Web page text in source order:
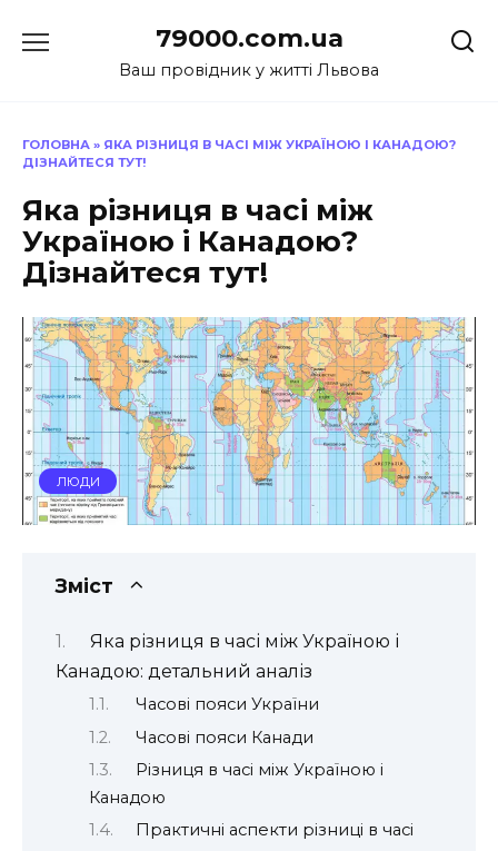
до
79000.com.ua
Ваш провідник у житті Львова
ГОЛОВНА » ЯКА РІЗНИЦЯ В ЧАСІ МІЖ УКРАЇНОЮ І КАНАДОЮ?
ДІЗНАЙТЕСЯ ТУТ!
Яка різниця в часі між
Україною і Канадою?
Дізнайтеся тут!
ЛЮДИ
Зміст
Яка різниця в часі між Україною і
Канадою: детальний аналіз
Часові пояси України
Часові пояси Канади
Різниця в часі між Україною і
Канадою
Практичні аспекти різниці в часі